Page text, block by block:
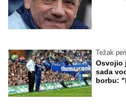
Težak
Osvojio
sada
borbu: